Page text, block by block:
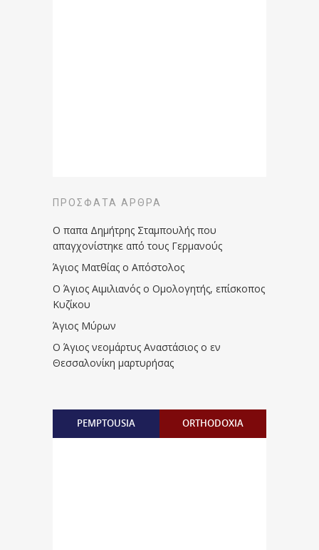
ΠΡΌΣΦΑΤΑ ΆΡΘΡΑ
Ο παπα Δημήτρης Σταμπουλής που
απαγχονίστηκε από τους Γερμανούς
Άγιος Ματθίας ο Απόστολος
Ο Άγιος Αιμιλιανός ο Ομολογητής, επίσκοπος
Κυζίκου
Άγιος Μύρων
Ο Άγιος νεομάρτυς Αναστάσιος ο εν
Θεσσαλονίκη μαρτυρήσας
PEMPTOUSIA ORTHODOXIA